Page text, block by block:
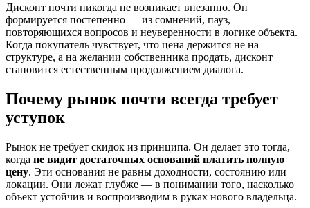
Дисконт почти никогда не возникает внезапно. Он
формируется постепенно — из сомнений, пауз,
повторяющихся вопросов и неуверенности в логике объекта.
Когда покупатель чувствует, что цена держится не на
структуре, а на желании собственника продать, дисконт
становится естественным продолжением диалога.
Почему рынок почти всегда требует
уступок
Рынок не требует скидок из принципа. Он делает это тогда,
когда не видит достаточных оснований платить полную
цену. Эти основания не равны доходности, состоянию или
локации. Они лежат глубже — в понимании того, насколько
объект устойчив и воспроизводим в руках нового владельца.